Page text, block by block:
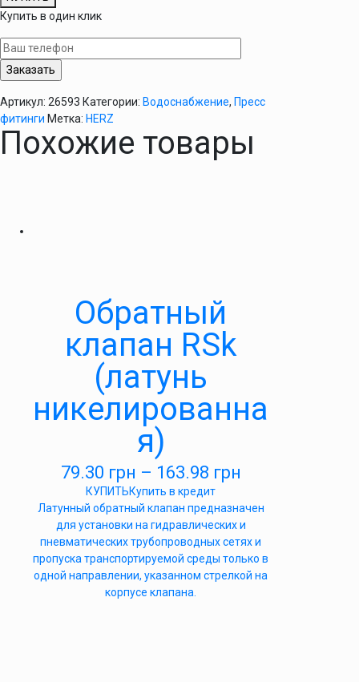
Пресс-
тройник
редукционный
40х3,5-
40х3,5-
Herz
Купить в один клик
Артикул: 26593 Категории: Водоснабжение, Пресс
фитинги Метка: HERZ
Похожие товары
Обратный
клапан RSk
(латунь
никелированна
я)
79.30 грн – 163.98 грн
КУПИТЬКупить в кредит
Латунный обратный клапан предназначен
для установки на гидравлических и
пневматических трубопроводных сетях и
пропуска транспортируемой среды только в
одной направлении, указанном стрелкой на
корпусе клапана.